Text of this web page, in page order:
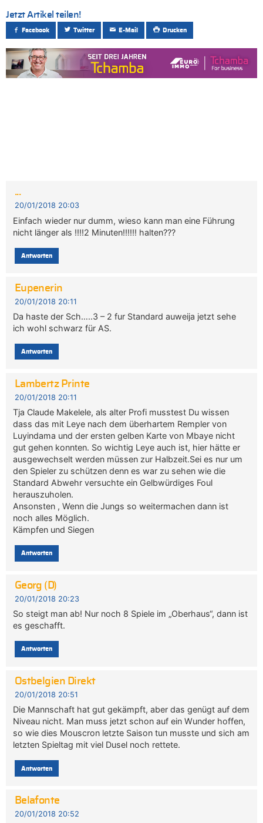
Jetzt Artikel teilen!
Facebook Twitter E-Mail Drucken
...
20/01/2018 20:03
Einfach wieder nur dumm, wieso kann man eine Führung
nicht länger als !!!!2 Minuten!!!!!! halten???
Antworten
Eupenerin
20/01/2018 20:11
Da haste der Sch…..3 – 2 fur Standard auweija jetzt sehe
ich wohl schwarz für AS.
Antworten
Lambertz Printe
20/01/2018 20:11
Tja Claude Makelele, als alter Profi musstest Du wissen
dass das mit Leye nach dem überhartem Rempler von
Luyindama und der ersten gelben Karte von Mbaye nicht
gut gehen konnten. So wichtig Leye auch ist, hier hätte er
ausgewechselt werden müssen zur Halbzeit.Sei es nur um
den Spieler zu schützen denn es war zu sehen wie die
Standard Abwehr versuchte ein Gelbwürdiges Foul
herauszuholen.
Ansonsten , Wenn die Jungs so weitermachen dann ist
noch alles Möglich.
Kämpfen und Siegen
Antworten
Georg (D)
20/01/2018 20:23
So steigt man ab! Nur noch 8 Spiele im „Oberhaus“, dann ist
es geschafft.
Antworten
Ostbelgien Direkt
20/01/2018 20:51
Die Mannschaft hat gut gekämpft, aber das genügt auf dem
Niveau nicht. Man muss jetzt schon auf ein Wunder hoffen,
so wie dies Mouscron letzte Saison tun musste und sich am
letzten Spieltag mit viel Dusel noch rettete.
Antworten
Belafonte
20/01/2018 20:52